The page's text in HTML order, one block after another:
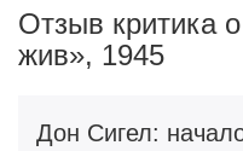
Отзыв критика
жив», 1945
Дон Сигел: